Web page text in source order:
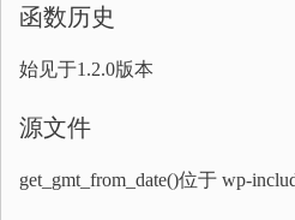
函数历史
始见于1.2.0版本
源文件
get_gmt_from_date()位于 wp-